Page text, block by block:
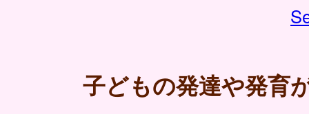
子どもの発達や発育